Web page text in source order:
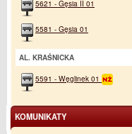
5621 - Gęsia II 01
5581 - Gęsia 01
AL. KRAŚNICKA
5591 - Węglinek 01
KOMUNIKATY